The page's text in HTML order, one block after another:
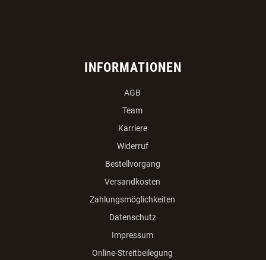
INFORMATIONEN
AGB
Team
Karriere
Widerruf
Bestellvorgang
Versandkosten
Zahlungsmöglichkeiten
Datenschutz
Impressum
Online-Streitbeilegung